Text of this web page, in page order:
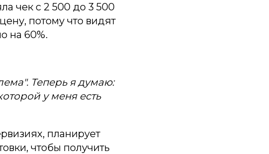
чек с 2 500 до 3 500
потому что видят
на 60%.
Теперь я думаю:
у меня есть
планирует
чтобы получить